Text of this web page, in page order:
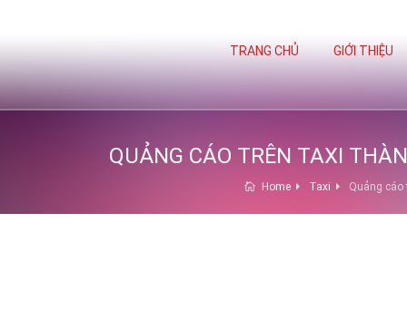
TRANG CHỦ GIỚI THIỆU
QUẢNG CÁO TRÊN TAXI
Home Taxi Quảng cáo